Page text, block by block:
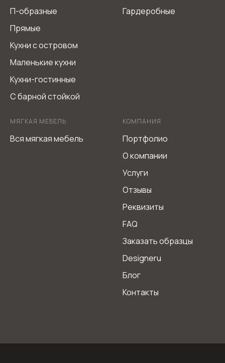
П-образные
Прямые
Кухни с островом
Маленькие кухни
Кухни-гостинные
С барной стойкой
Гардеробные
МЯГКАЯ МЕБЕЛЬ
Вся мягкая мебель
КОМПАНИЯ
Портфолио
О компании
Услуги
Отзывы
Реквизиты
FAQ
Заказать образцы
Designeru
Блог
Контакты